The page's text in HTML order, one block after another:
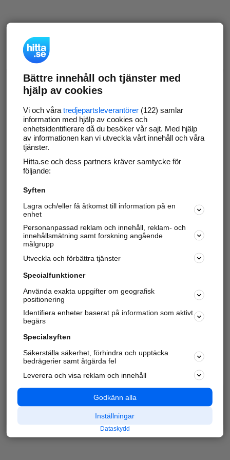
Bättre innehåll och tjänster med
hjälp av cookies
Vi och våra tredjepartsleverantörer(122) samlar
information med hjälp av cookies och
enhetsidentifierare då du besöker vår sajt. Med hjälp
av informationen kan vi utveckla vårt innehåll och våra
tjänster.
Hitta.se och dess partners kräver samtycke för
följande:
Syften
Lagra och/eller få åtkomst till information på en
enhet
Personanpassad reklam och innehåll, reklam- och
innehållsmätning samt forskning angående
målgrupp
Utveckla och förbättra tjänster
Specialfunktioner
Använda exakta uppgifter om geografisk
positionering
Identifiera enheter baserat på information som aktivt
begärs
Specialsyften
Säkerställa säkerhet, förhindra och upptäcka
bedrägerier samt åtgärda fel
Leverera och visa reklam och innehåll
Godkänn alla
Inställningar
Dataskydd